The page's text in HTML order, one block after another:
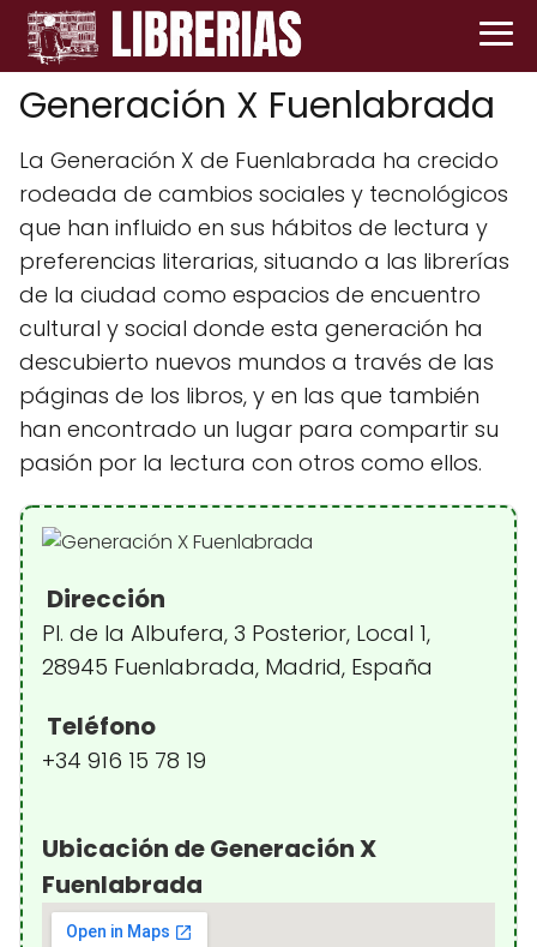
Generación X Fuenlabrada
La Generación X de Fuenlabrada ha crecido
rodeada de cambios sociales y tecnológicos
que han influido en sus hábitos de lectura y
preferencias literarias, situando a las librerías
de la ciudad como espacios de encuentro
cultural y social donde esta generación ha
descubierto nuevos mundos a través de las
páginas de los libros, y en las que también
han encontrado un lugar para compartir su
pasión por la lectura con otros como ellos.
Dirección
Pl. de la Albufera, 3 Posterior, Local 1,
28945 Fuenlabrada, Madrid, España
Teléfono
+34 916 15 78 19
Ubicación de Generación X
Fuenlabrada